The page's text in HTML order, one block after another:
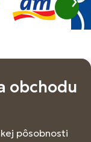
obchodu
pôsobnosti